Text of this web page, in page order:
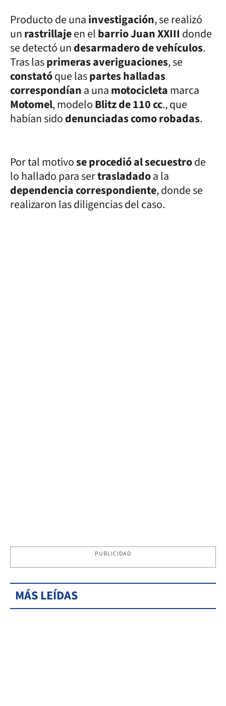
Producto de unainvestigación, se realizó
unrastrillajeen elbarrio Juan XXIII donde
se detectó undesarmadero de vehículos.
Tras lasprimeras averiguaciones, se
constatóque laspartes halladas
correspondíana unamotocicletamarca
Motomel, modeloBlitz de 110 cc., que
habían sidodenunciadas como robadas.
Por tal motivose procedió al secuestrode
lo hallado para sertrasladadoa la
dependencia correspondiente, donde se
realizaron las diligencias del caso.
PUBLICIDAD
MÁS LEÍDAS